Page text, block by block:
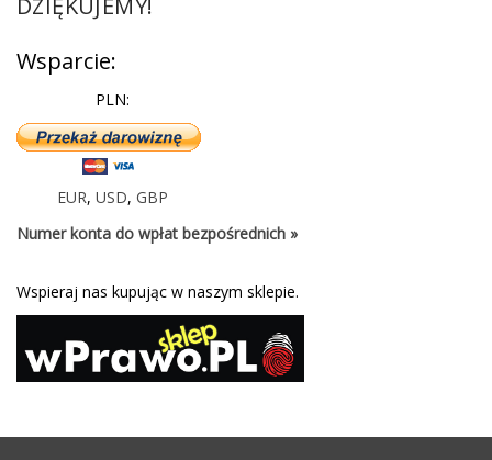
Wsparcie:
PLN:
EUR, USD, GBP
Numer konta do wpłat bezpośrednich »
Wspieraj nas kupując w naszym sklepie.